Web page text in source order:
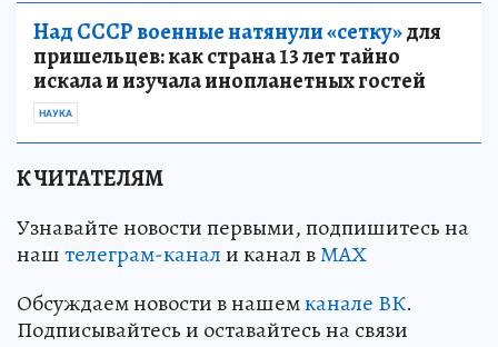
Над СССР военные натянули «сетку»для
пришельцев: как страна 13 лет тайно
искала и изучала инопланетных гостей
НАУКА
К ЧИТАТЕЛЯМ
Узнавайте новости первыми, подпишитесь на
наштелеграм-канали канал вМАХ
Обсуждаем новости в нашемканале ВК.
Подписывайтесь и оставайтесь на связи